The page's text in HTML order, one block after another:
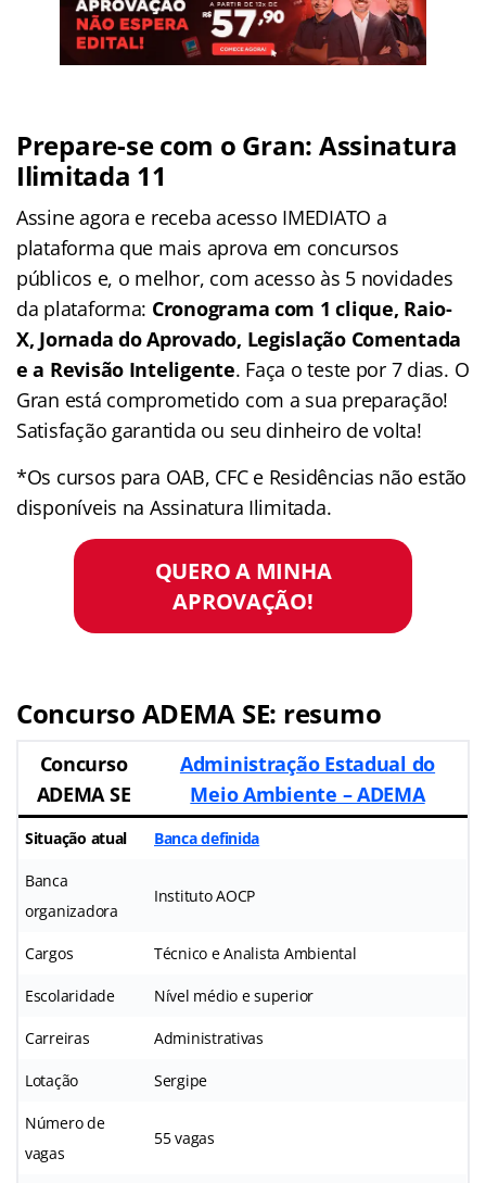
Prepare-se com o Gran: Assinatura
Ilimitada 11
Assine agora e receba acesso IMEDIATO a
plataforma que mais aprova em concursos
públicos e, o melhor, com acesso às 5 novidades
da plataforma: Cronograma com 1 clique, Raio-
X, Jornada do Aprovado, Legislação Comentada
e a Revisão Inteligente. Faça o teste por 7 dias. O
Gran está comprometido com a sua preparação!
Satisfação garantida ou seu dinheiro de volta!
*Os cursos para OAB, CFC e Residências não estão
disponíveis na Assinatura Ilimitada.
QUERO A MINHA
APROVAÇÃO!
Concurso ADEMA SE: resumo
Concurso
ADEMA SE
Administração Estadual do
Meio Ambiente – ADEMA
Situação atual Banca definida
Banca
organizadora
Instituto AOCP
Cargos Técnico e Analista Ambiental
Escolaridade Nível médio e superior
Carreiras Administrativas
Lotação Sergipe
Número de
vagas
55 vagas